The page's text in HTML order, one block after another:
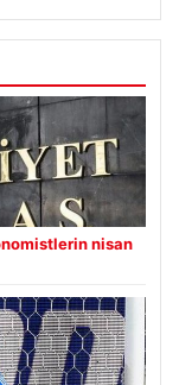
nisan